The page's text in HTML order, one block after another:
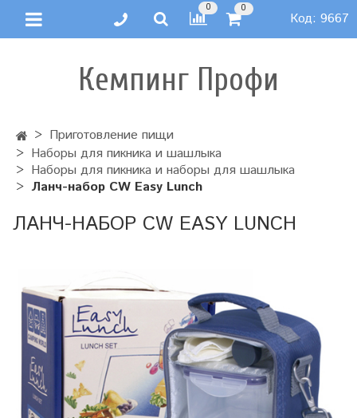
0 0
Код: 9667
Кемпинг Профи
Приготовление пищи
Наборы для пикника и шашлыка
Наборы для пикника и наборы для шашлыка
Ланч-набор CW Easy Lunch
ЛАНЧ-НАБОР CW EASY LUNCH